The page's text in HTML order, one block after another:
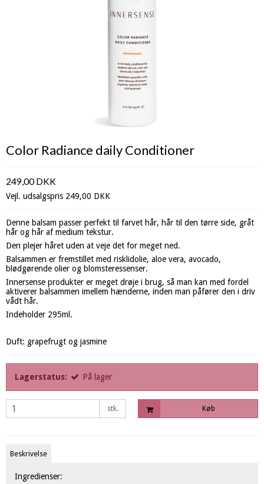
Color Radiance daily Conditioner
249,00 DKK
Vejl. udsalgspris 249,00 DKK
Denne balsam passer perfekt til farvet hår, hår til den tørre side, gråt
hår og hår af medium tekstur.
Den plejer håret uden at veje det for meget ned.
Balsammen er fremstillet med risklidolie, aloe vera, avocado,
blødgørende olier og blomsteressenser.
Innersense produkter er meget drøje i brug, så man kan med fordel
aktiverer balsammen imellem hænderne, inden man påfører den i driv
vådt hår.
Indeholder 295ml.
Duft: grapefrugt og jasmine
Lagerstatus: På lager
stk. Køb
Beskrivelse
Ingredienser: